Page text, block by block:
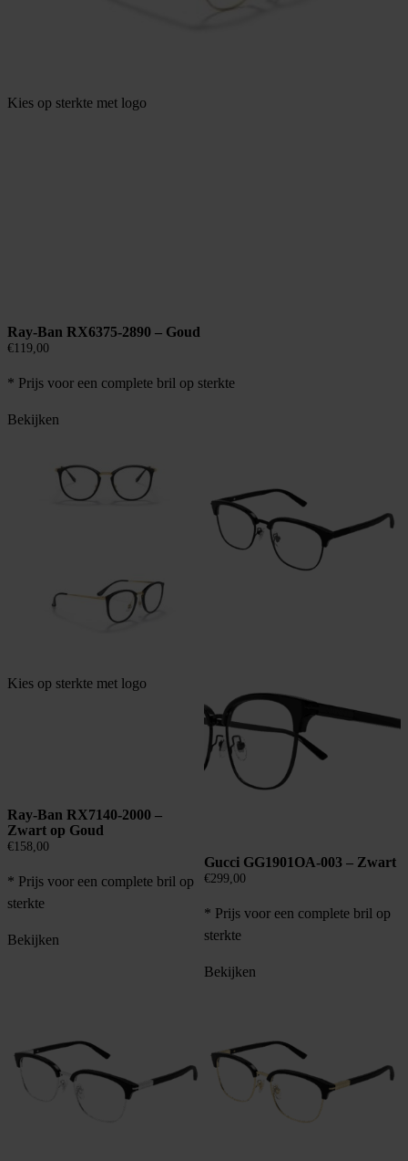
Kies op sterkte met logo
Ray-Ban RX6375-2890 – Goud
€119,00
* Prijs voor een complete bril op sterkte
Bekijken
Kies op sterkte met logo
Ray-Ban RX7140-2000 –
Zwart op Goud
€158,00
* Prijs voor een complete bril op
sterkte
Bekijken
Gucci GG1901OA-003 – Zwart
€299,00
* Prijs voor een complete bril op
sterkte
Bekijken